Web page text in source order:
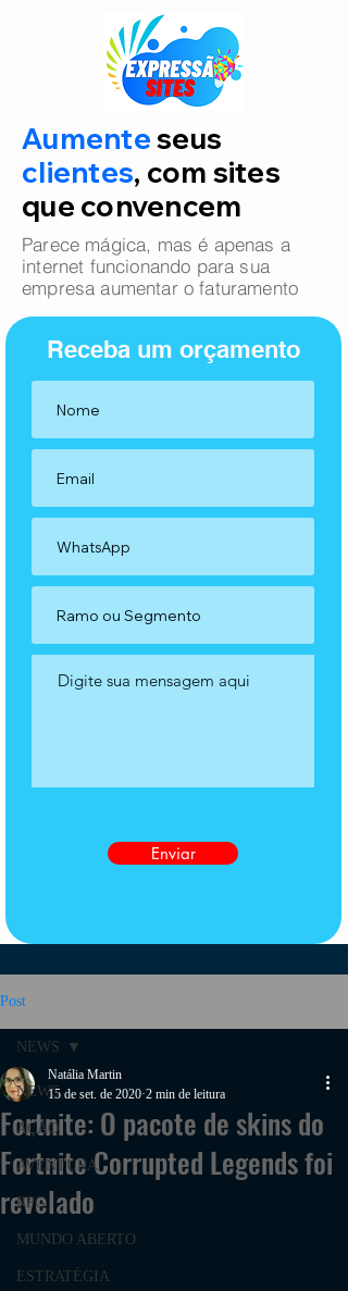
Aumenteseus
clientes, com sites
que convencem
Parece mágica, mas é apenas a
internet funcionando para sua
empresa aumentar o faturamento
Receba um orçamento
Enviar
Post
NEWS
AÇÃO
AVENTURA
RPG
MUNDO ABERTO
ESTRATÉGIA
NEWS
Fortnite: O pacote de skins do
Fortnite Corrupted Legends foi
revelado
Natália Martin
15 de set. de 2020 2 min de leitura